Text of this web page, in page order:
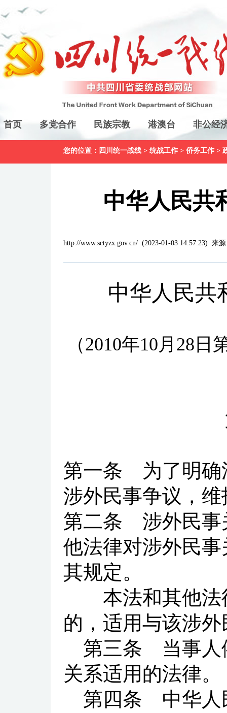
首页 多党合作 民族宗教 港澳台 非公经
您的位置： 四川统一战线 > 统战工作 > 侨务工作 >
中华人民共
http://www.sctyzx.gov.cn/ (2023-01-03 14:57:23) 来
中华人民共
（2010年10月 28 日
第一条 为了明确
涉外民事争议，
第二条 涉外民事
他法律对涉外民
其规定。
本法和其他法
的，适用与该涉
第三条 当事人
关系适用的法律。
第四条 中华人